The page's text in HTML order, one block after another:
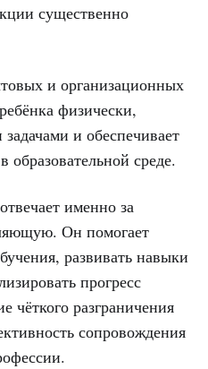
существенно
и организационных
физически,
и обеспечивает
среде.
именно за
Он помогает
развивать навыки
прогресс
чёткого разграничения
сопровождения